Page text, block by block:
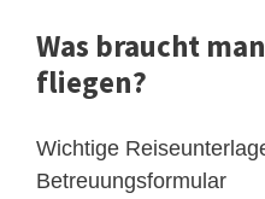
Was braucht
fliegen?
Wichtige
Betreuungsformular